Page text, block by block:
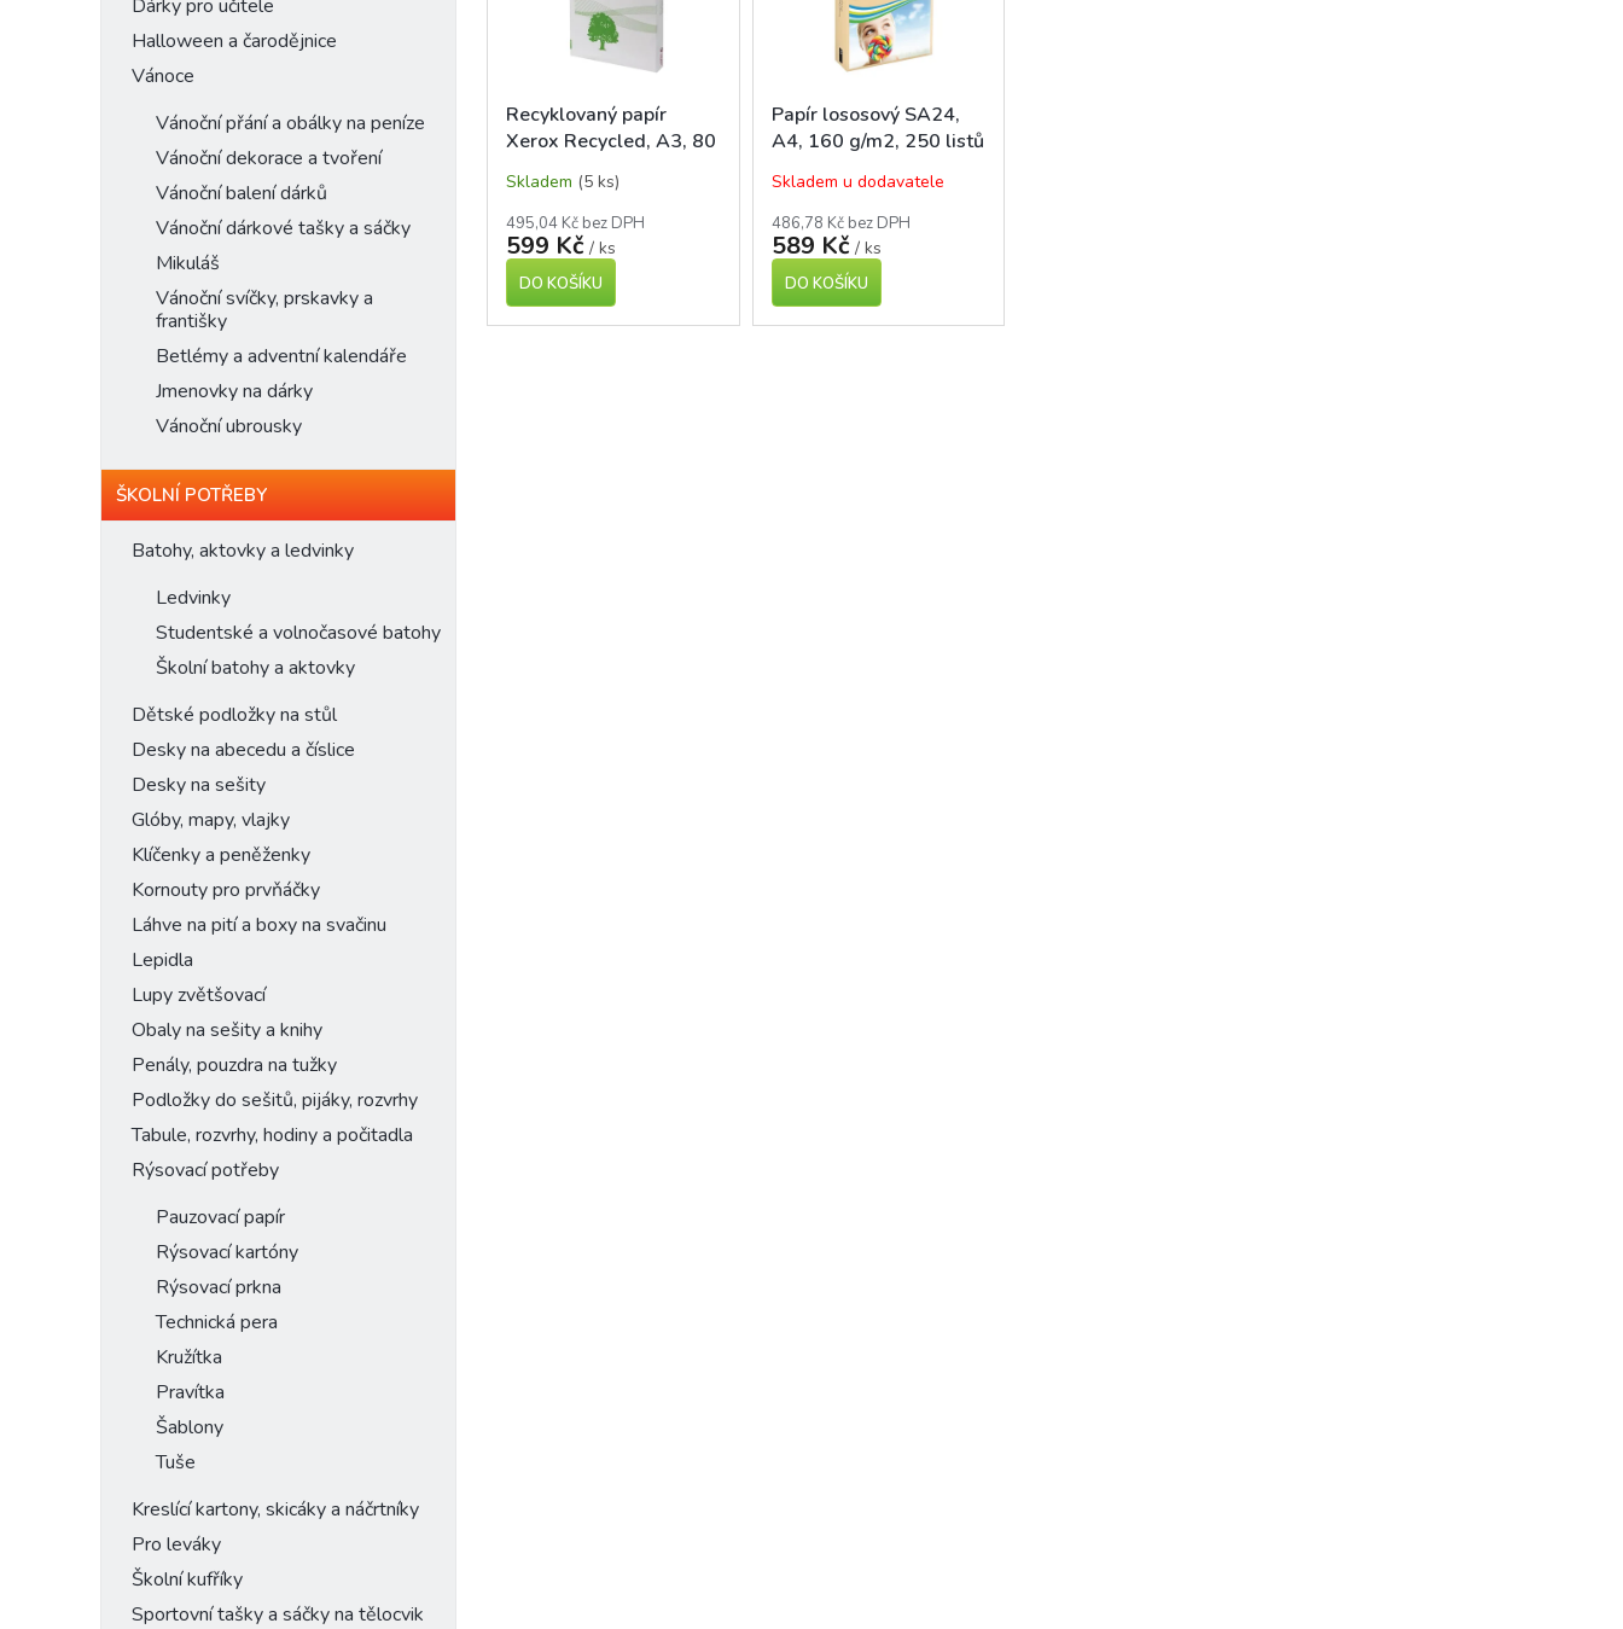
Dárky pro učitele
Halloween a čarodějnice
Vánoce
Vánoční přání a obálky na peníze
Vánoční dekorace a tvoření
Vánoční balení dárků
Vánoční dárkové tašky a sáčky
Mikuláš
Vánoční svíčky, prskavky a
františky
Betlémy a adventní kalendáře
Jmenovky na dárky
Vánoční ubrousky
ŠKOLNÍ POTŘEBY
Batohy, aktovky a ledvinky
Ledvinky
Studentské a volnočasové batohy
Školní batohy a aktovky
Dětské podložky na stůl
Desky na abecedu a číslice
Desky na sešity
Glóby, mapy, vlajky
Klíčenky a peněženky
Kornouty pro prvňáčky
Láhve na pití a boxy na svačinu
Lepidla
Lupy zvětšovací
Obaly na sešity a knihy
Penály, pouzdra na tužky
Podložky do sešitů, pijáky, rozvrhy
Tabule, rozvrhy, hodiny a počitadla
Rýsovací potřeby
Pauzovací papír
Rýsovací kartóny
Rýsovací prkna
Technická pera
Kružítka
Pravítka
Šablony
Tuše
Kreslící kartony, skicáky a náčrtníky
Pro leváky
Školní kufříky
Sportovní tašky a sáčky na tělocvik
ů
d
u
k
t
Recyklovaný papír
Xerox Recycled, A3, 80
g/m2, 500 listů
Skladem (5 ks)
495,04 Kč bez DPH
599 Kč / ks
DO KOŠÍKU
Papír lososový SA24,
A4, 160 g/m2, 250 listů
Skladem u dodavatele
486,78 Kč bez DPH
589 Kč / ks
DO KOŠÍKU